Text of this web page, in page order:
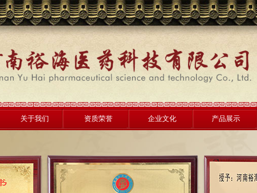
关于我们 资质荣誉 企业文化 产品展示